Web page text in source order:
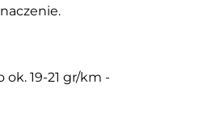
19-21 gr/km -